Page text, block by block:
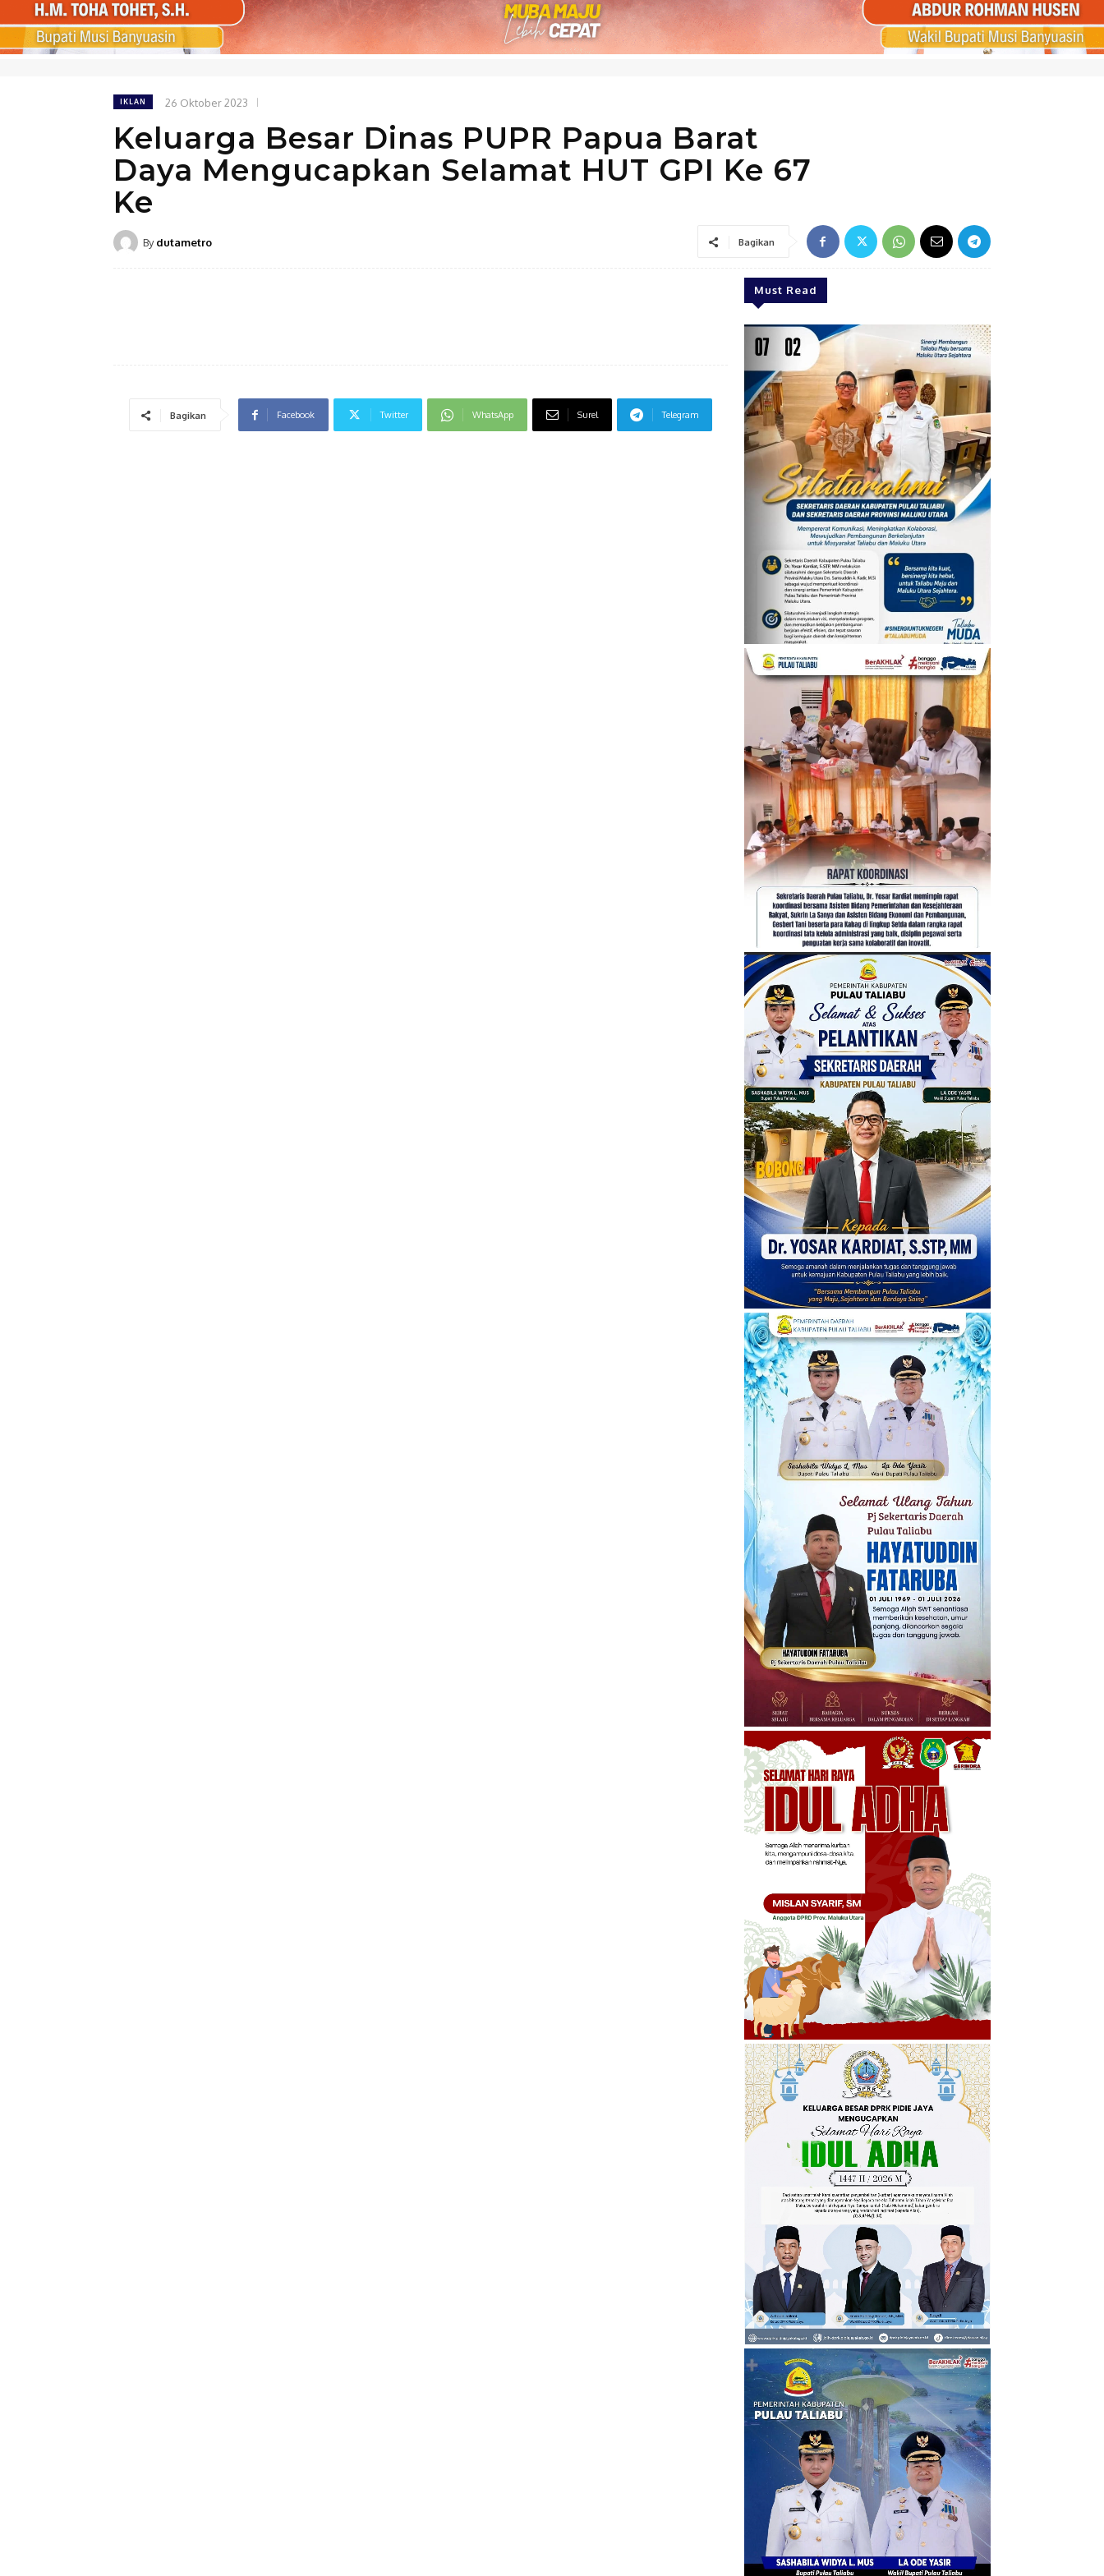
IKLAN 26 Oktober 2023
Keluarga Besar Dinas PUPR Papua Barat
Daya Mengucapkan Selamat HUT GPI Ke 67
Ke
By dutametro Bagikan
Bagikan Facebook Twitter WhatsApp Surel Telegram
Must Read